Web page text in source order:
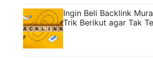
Ingin Beli Backlink
Trik Berikut agar Tak